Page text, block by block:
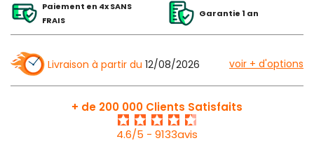
Paiement en 4x SANS
FRAIS
Garantie 1 an
Livraison à partir du 12/08/2026 voir + d'options
+ de 200 000 Clients Satisfaits
4.6/5 - 9133avis